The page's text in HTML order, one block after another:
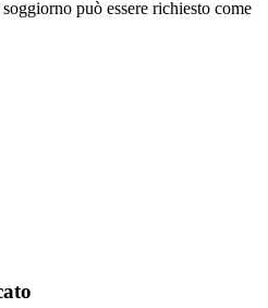
può essere richiesto come